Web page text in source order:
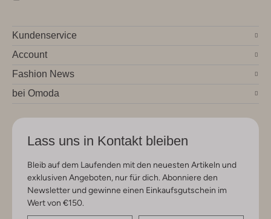
Kundenservice
Account
Fashion News
bei Omoda
Lass uns in Kontakt bleiben
Bleib auf dem Laufenden mit den neuesten Artikeln und
exklusiven Angeboten, nur für dich. Abonniere den
Newsletter und gewinne einen Einkaufsgutschein im
Wert von €150.